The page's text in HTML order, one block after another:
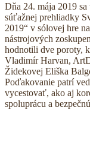
Dňa 24. mája 2019
súťažnej prehliadky
2019“ v sólovej hre
nástrojových
hodnotili dve poroty,
Vladimír Harvan,
Židekovej Eliška
Poďakovanie patrí
vycestovať, ako aj
spoluprácu a